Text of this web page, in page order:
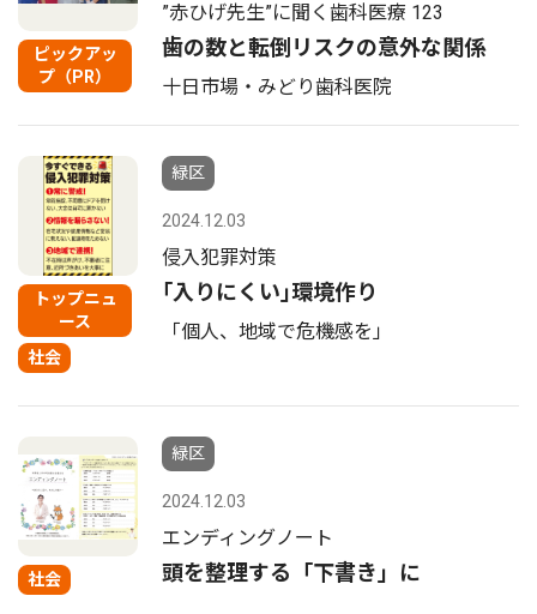
ピックアッ
プ（PR）
”赤ひげ先生”に聞く歯科医療 123
歯の数と転倒リスクの意外な関係
十日市場・みどり歯科医院
トップニュ
ース
社会
緑区
2024.12.03
侵入犯罪対策
｢入りにくい｣環境作り
「個人、地域で危機感を」
社会
緑区
2024.12.03
エンディングノート
頭を整理する「下書き」に